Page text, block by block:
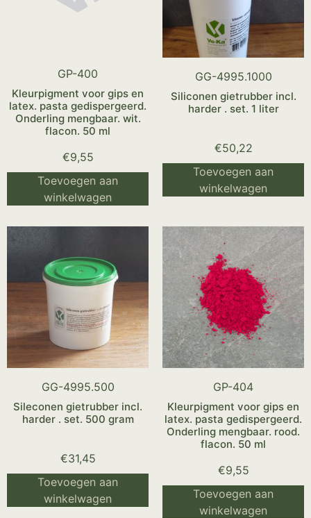
GP-400
Kleurpigment voor gips en
latex. pasta gedispergeerd.
Onderling mengbaar. wit.
flacon. 50 ml
€9,55
Toevoegen aan
winkelwagen
GG-4995.1000
Siliconen gietrubber incl.
harder . set. 1 liter
€50,22
Toevoegen aan
winkelwagen
GG-4995.500
Sileconen gietrubber incl.
harder . set. 500 gram
€31,45
Toevoegen aan
winkelwagen
GP-404
Kleurpigment voor gips en
latex. pasta gedispergeerd.
Onderling mengbaar. rood.
flacon. 50 ml
€9,55
Toevoegen aan
winkelwagen